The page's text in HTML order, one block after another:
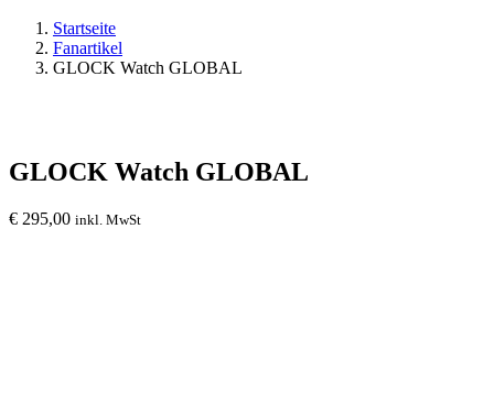
Startseite
Fanartikel
GLOCK Watch GLOBAL
GLOCK Watch GLOBAL
€ 295,00 inkl. MwSt